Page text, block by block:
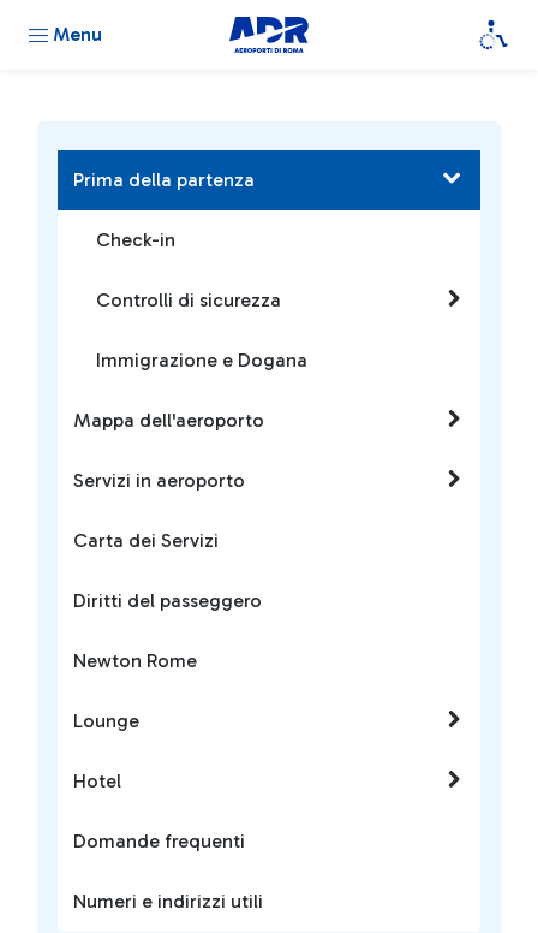
Menu
Prima della partenza
Check-in
Controlli di sicurezza
Immigrazione e Dogana
Mappa dell'aeroporto
Servizi in aeroporto
Carta dei Servizi
Diritti del passeggero
Newton Rome
Lounge
Hotel
Domande frequenti
Numeri e indirizzi utili